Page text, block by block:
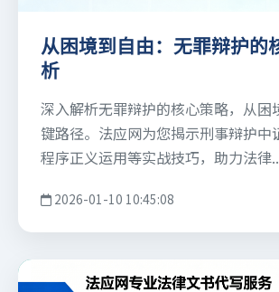
从困境到自由：无罪辩护的
析
深入解析无罪辩护的核心策略，从困
键路径。法应网为您揭示刑事辩护中
程序正义运用等实战技巧，助力法律
2026-01-10 10:45:08